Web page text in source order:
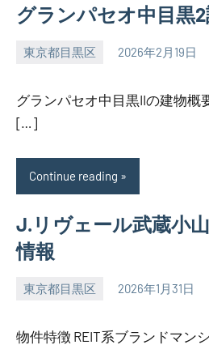
グランパセオ中目黒
東京都目黒区 2026年2月19日
SEZIMO
グランパセオ中目黒IIの建物概
[…]
Continue reading
J.リヴェール武蔵小
情報
東京都目黒区 2026年1月31日
SEZIMO
物件特徴 REIT系ブランドマン